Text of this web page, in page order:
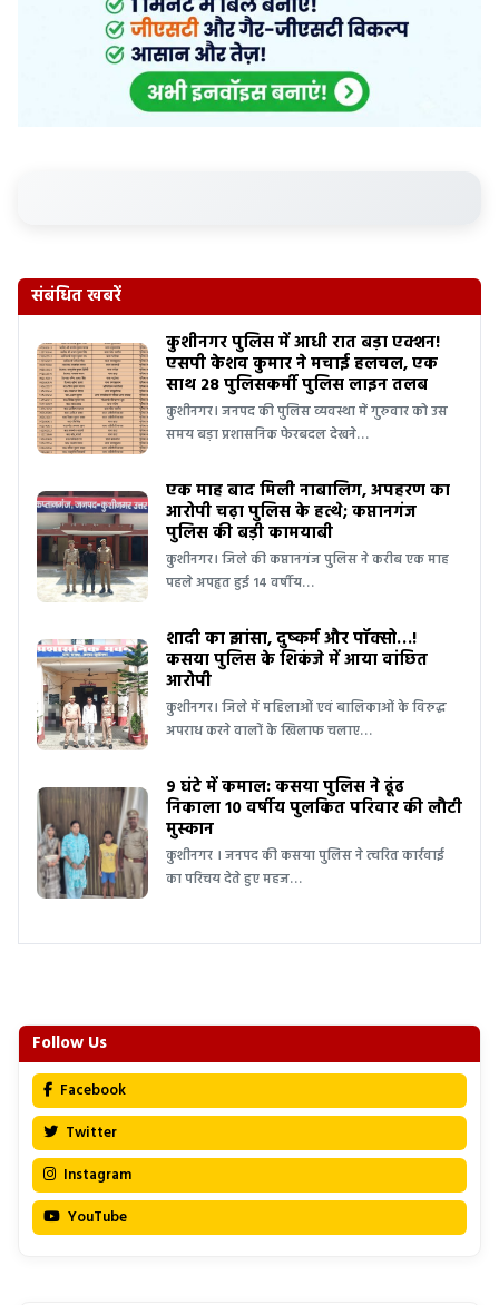
संबंधित खबरें
कुशीनगर पुलिस में आधी रात बड़ा एक्शन!
एसपी केशव कुमार ने मचाई हलचल, एक
साथ 28 पुलिसकर्मी पुलिस लाइन तलब
कुशीनगर। जनपद की पुलिस व्यवस्था में गुरुवार को उस
समय बड़ा प्रशासनिक फेरबदल देखने…
एक माह बाद मिली नाबालिग, अपहरण का
आरोपी चढ़ा पुलिस के हत्थे; कप्तानगंज
पुलिस की बड़ी कामयाबी
कुशीनगर। जिले की कप्तानगंज पुलिस ने करीब एक माह
पहले अपहृत हुई 14 वर्षीय…
शादी का झांसा, दुष्कर्म और पॉक्सो…!
कसया पुलिस के शिकंजे में आया वांछित
आरोपी
कुशीनगर। जिले में महिलाओं एवं बालिकाओं के विरुद्ध
अपराध करने वालों के खिलाफ चलाए…
9 घंटे में कमाल: कसया पुलिस ने ढूंढ
निकाला 10 वर्षीय पुलकित परिवार की लौटी
मुस्कान
कुशीनगर । जनपद की कसया पुलिस ने त्वरित कार्रवाई
का परिचय देते हुए महज…
Follow Us
Facebook
Twitter
Instagram
YouTube